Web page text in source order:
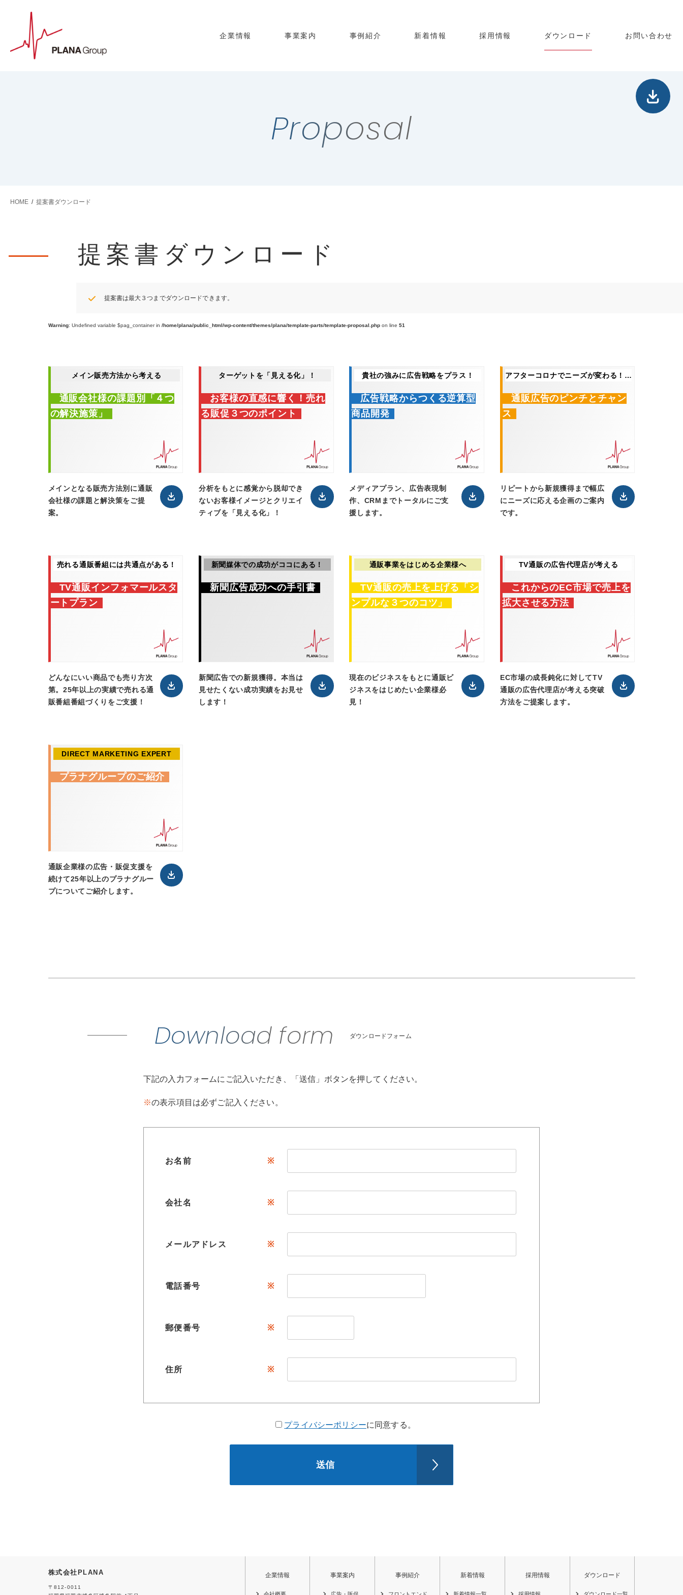
企業情報 事業案内 事例紹介 新着情報 採用情報 ダウンロード お問い合わせ
Proposal
HOME / 提案書ダウンロード
提案書ダウンロード
提案書は最大３つまでダウンロードできます。
Warning: Undefined variable $pag_container in /home/plana/public_html/wp-content/themes/plana/template-parts/template-proposal.phpon line 51
メイン販売方法から考える
通販会社様の課題別「４つ
の解決施策」
メインとなる販売方法別に通販
会社様の課題と解決策をご提
案。
ターゲットを「見える化」！
お客様の直感に響く！売れ
る販促３つのポイント
分析をもとに感覚から脱却でき
ないお客様イメージとクリエイ
ティブを「見える化」！
貴社の強みに広告戦略をプラス！
広告戦略からつくる逆算型
商品開発
メディアプラン、広告表現制
作、CRMまでトータルにご支
援します。
アフターコロナでニーズが変わる！？
通販広告のピンチとチャン
ス
リピートから新規獲得まで幅広
にニーズに応える企画のご案内
です。
売れる通販番組には共通点がある！
TV通販インフォマールスタ
ートプラン
どんなにいい商品でも売り方次
第。25年以上の実績で売れる通
販番組番組づくりをご支援！
新聞媒体での成功がココにある！
新聞広告成功への手引書
新聞広告での新規獲得。本当は
見せたくない成功実績をお見せ
します！
通販事業をはじめる企業様へ
TV通販の売上を上げる「シ
ンプルな３つのコツ」
現在のビジネスをもとに通販ビ
ジネスをはじめたい企業様必
見！
TV通販の広告代理店が考える
これからのEC市場で売上を
拡大させる方法
EC市場の成長鈍化に対してTV
通販の広告代理店が考える突破
方法をご提案します。
DIRECT MARKETING EXPERT
プラナグループのご紹介
通販企業様の広告・販促支援を
続けて25年以上のプラナグルー
プについてご紹介します。
Download form ダウンロードフォーム
下記の入力フォームにご記入いただき、「送信」ボタンを押してください。
※の表示項目は必ずご記入ください。
お名前 ※
会社名 ※
メールアドレス ※
電話番号 ※
郵便番号 ※
住所 ※
プライバシーポリシーに同意する。
送信
株式会社PLANA
〒812-0011
企業情報 事業案内 事例紹介 新着情報 採用情報 ダウンロード